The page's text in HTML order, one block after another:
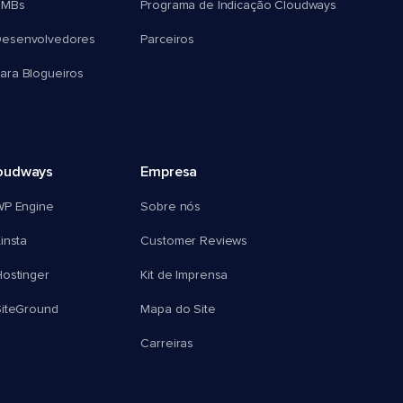
Blogueiros
Programa de Indicação Cloudways
Parceiros
Engine
Empresa
Sobre nós
Customer Reviews
Kit de Imprensa
Mapa do Site
Carreiras